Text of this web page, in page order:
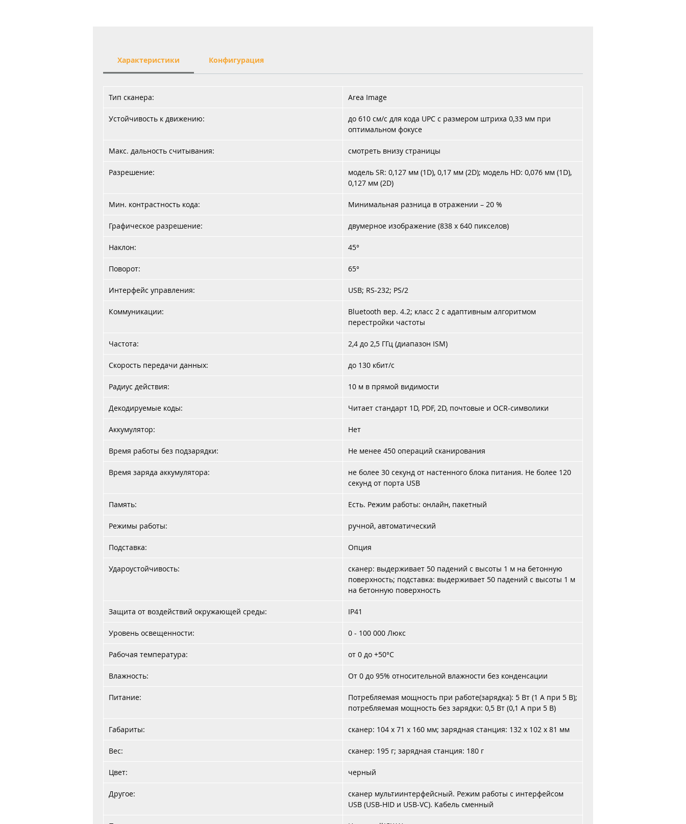
сканирований по кодам UPC / EAN без подзарядки.
Характеристики Конфигурация
Тип сканера: Area Image
Устойчивость к движению:
до 610 см/с для кода UPC с размером штриха 0,33 мм при
оптимальном фокусе
Макс. дальность считывания: смотреть внизу страницы
Разрешение:
модель SR: 0,127 мм (1D), 0,17 мм (2D); модель HD: 0,076 мм (1D),
0,127 мм (2D)
Мин. контрастность кода: Минимальная разница в отражении – 20 %
Графическое разрешение: двумерное изображение (838 x 640 пикселов)
Наклон: 45°
Поворот: 65°
Интерфейс управления: USB; RS-232; PS/2
Коммуникации:
Bluetooth вер. 4.2; класс 2 с адаптивным алгоритмом
перестройки частоты
Частота: 2,4 до 2,5 ГГц (диапазон ISM)
Скорость передачи данных: до 130 кбит/с
Радиус действия: 10 м в прямой видимости
Декодируемые коды: Читает стандарт 1D, PDF, 2D, почтовые и OCR-символики
Аккумулятор: Нет
Время работы без подзарядки: Не менее 450 операций сканирования
Время заряда аккумулятора:
не более 30 секунд от настенного блока питания. Не более 120
секунд от порта USB
Память: Есть. Режим работы: онлайн, пакетный
Режимы работы: ручной, автоматический
Подставка: Опция
Удароустойчивость:
сканер: выдерживает 50 падений с высоты 1 м на бетонную
поверхность; подставка: выдерживает 50 падений с высоты 1 м
на бетонную поверхность
Защита от воздействий окружающей среды: IP41
Уровень освещенности: 0 - 100 000 Люкс
Рабочая температура: от 0 до +50°C
Влажность: От 0 до 95% относительной влажности без конденсации
Питание:
Потребляемая мощность при работе(зарядка): 5 Вт (1 А при 5 В);
потребляемая мощность без зарядки: 0,5 Вт (0,1 А при 5 В)
Габариты: сканер: 104 x 71 x 160 мм; зарядная станция: 132 x 102 x 81 мм
Вес: сканер: 195 г; зарядная станция: 180 г
Цвет: черный
Другое:
сканер мультиинтерфейсный. Режим работы с интерфейсом
USB (USB-HID и USB-VC). Кабель сменный